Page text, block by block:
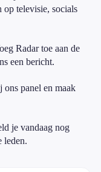
op televisie, socials
Radar toe aan de
een bericht.
panel en maak
je vandaag nog
leden.